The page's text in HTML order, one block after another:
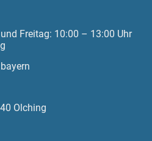
Freitag: 10:00 – 13:00 Uhr
Olching